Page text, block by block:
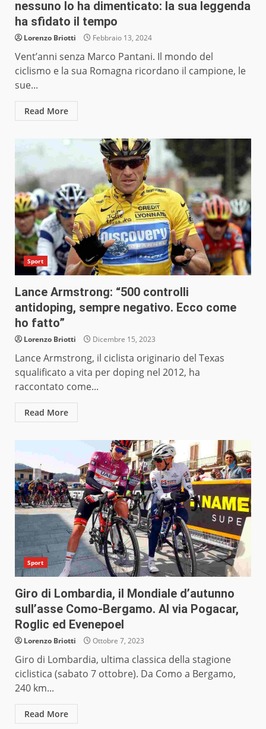
nessuno lo ha dimenticato: la sua leggenda
ha sfidato il tempo
Lorenzo Briotti Febbraio 13, 2024
Vent’anni senza Marco Pantani. Il mondo del
ciclismo e la sua Romagna ricordano il campione, le
sue...
Read More
Sport
Lance Armstrong: “500 controlli
antidoping, sempre negativo. Ecco come
ho fatto”
Lorenzo Briotti Dicembre 15, 2023
Lance Armstrong, il ciclista originario del Texas
squalificato a vita per doping nel 2012, ha
raccontato come...
Read More
Sport
Giro di Lombardia, il Mondiale d’autunno
sull’asse Como-Bergamo. Al via Pogacar,
Roglic ed Evenepoel
Lorenzo Briotti Ottobre 7, 2023
Giro di Lombardia, ultima classica della stagione
ciclistica (sabato 7 ottobre). Da Como a Bergamo,
240 km...
Read More